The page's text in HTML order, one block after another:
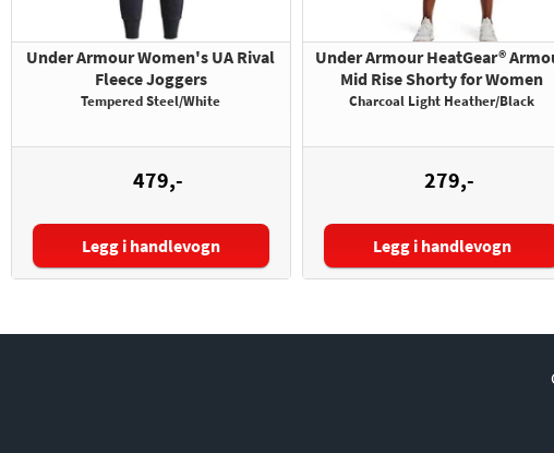
Under Armour Women's UA Rival
Fleece Joggers
Tempered Steel/White
479,-
Størrelse:
Legg i handlevogn
Under Armour HeatGear®
Mid Rise Shorty for Women
Charcoal Light Heather/Black
279,-
Legg i handlevogn